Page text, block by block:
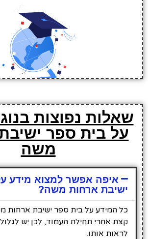
שאלות נפוצות
על בית ספר
משה
איפה אפשר למצוא מידע
ישיבת ארחות משה?
כל המידע על בית ספר ישיבת ארחות
קצת אחרי תחילת העמוד, לכן יש
לראות אותו.